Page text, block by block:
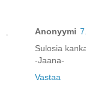
Anonyymi
Sulosia
-Jaana-
Vastaa